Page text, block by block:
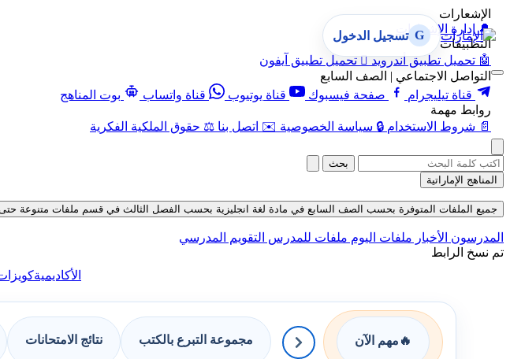
الإشعارات
🔔 إدارة الإشعارات
التطبيقات
🤖 تحميل تطبيق أندرويد  تحميل تطبيق آيفون
التواصل الاجتماعي | الصف السابع
قناة تيليجرام
صفحة فيسبوك قناة يوتيوب قناة واتساب
بوت المناهج
روابط مهمة
📄 شروط الاستخدام 🔒 سياسة الخصوصية ✉️ اتصل بنا ⚖️ حقوق الملكية الفكرية
G تسجيل الدخول
بحث
المناهج الإماراتية
جميع الملفات المتوفرة بحسب الصف السابع في مادة لغة انجليزية بحسب الفصل الثالث في قسم ملفات متنوعة حتى تاريخ 06-
المدرسون الأخبار ملفات اليوم ملفات للمدرس التقويم المدرسي
تم نسخ الرابط
الأكاديمية
🔥 مهم الآن مجموعة التبرع بالكتب نتائج الامتحانات